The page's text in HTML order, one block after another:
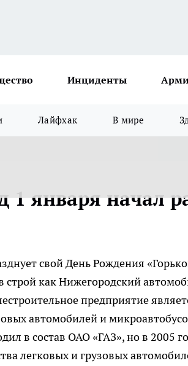
Инциденты
Лайфхак В мире
1 января начал
свой День Рождения
строй как Нижегородский
предприятие
автомобилей и
в состав ОАО «ГАЗ», но в 2005
легковых и грузовых